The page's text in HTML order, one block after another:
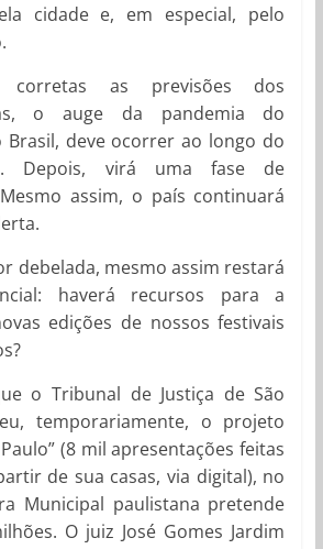
cidade e, em especial, pelo
corretas as previsões dos
o auge da pandemia do
Brasil, deve ocorrer ao longo do
Depois, virá uma fase de
assim, o país continuará
debelada, mesmo assim restará
haverá recursos para a
edições de nossos festivais
o Tribunal de Justiça de São
temporariamente, o projeto
Paulo” (8 mil apresentações feitas
de sua casas, via digital), no
Municipal paulistana pretende
O juiz José Gomes Jardim